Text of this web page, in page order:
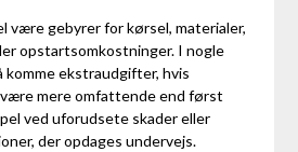
være gebyrer for kørsel, materialer,
opstartsomkostninger. I nogle
ekstraudgifter, hvis
mere omfattende end først
ved uforudsete skader eller
der opdages undervejs.